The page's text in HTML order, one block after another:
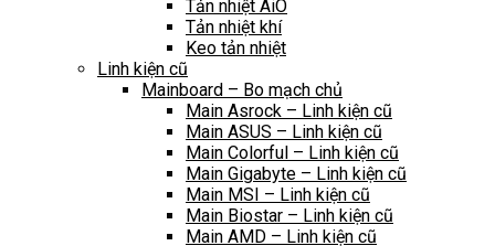
Tản nhiệt AiO
Tản nhiệt khí
Keo tản nhiệt
Linh kiện cũ
Mainboard – Bo mạch chủ
Main Asrock – Linh kiện cũ
Main ASUS – Linh kiện cũ
Main Colorful – Linh kiện cũ
Main Gigabyte – Linh kiện cũ
Main MSI – Linh kiện cũ
Main Biostar – Linh kiện cũ
Main AMD – Linh kiện cũ